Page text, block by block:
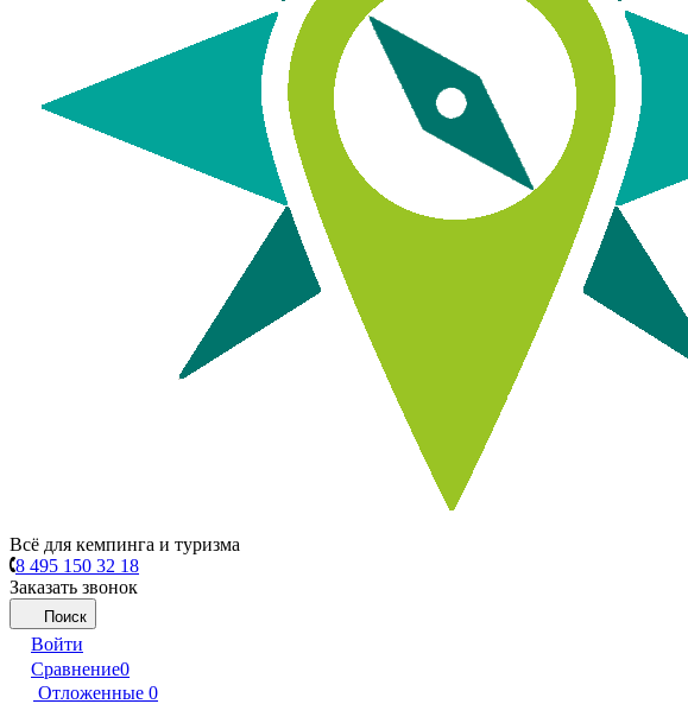
Всё для кемпинга и туризма
8 495 150 32 18
Заказать звонок
Поиск
Войти
Сравнение0
Отложенные 0